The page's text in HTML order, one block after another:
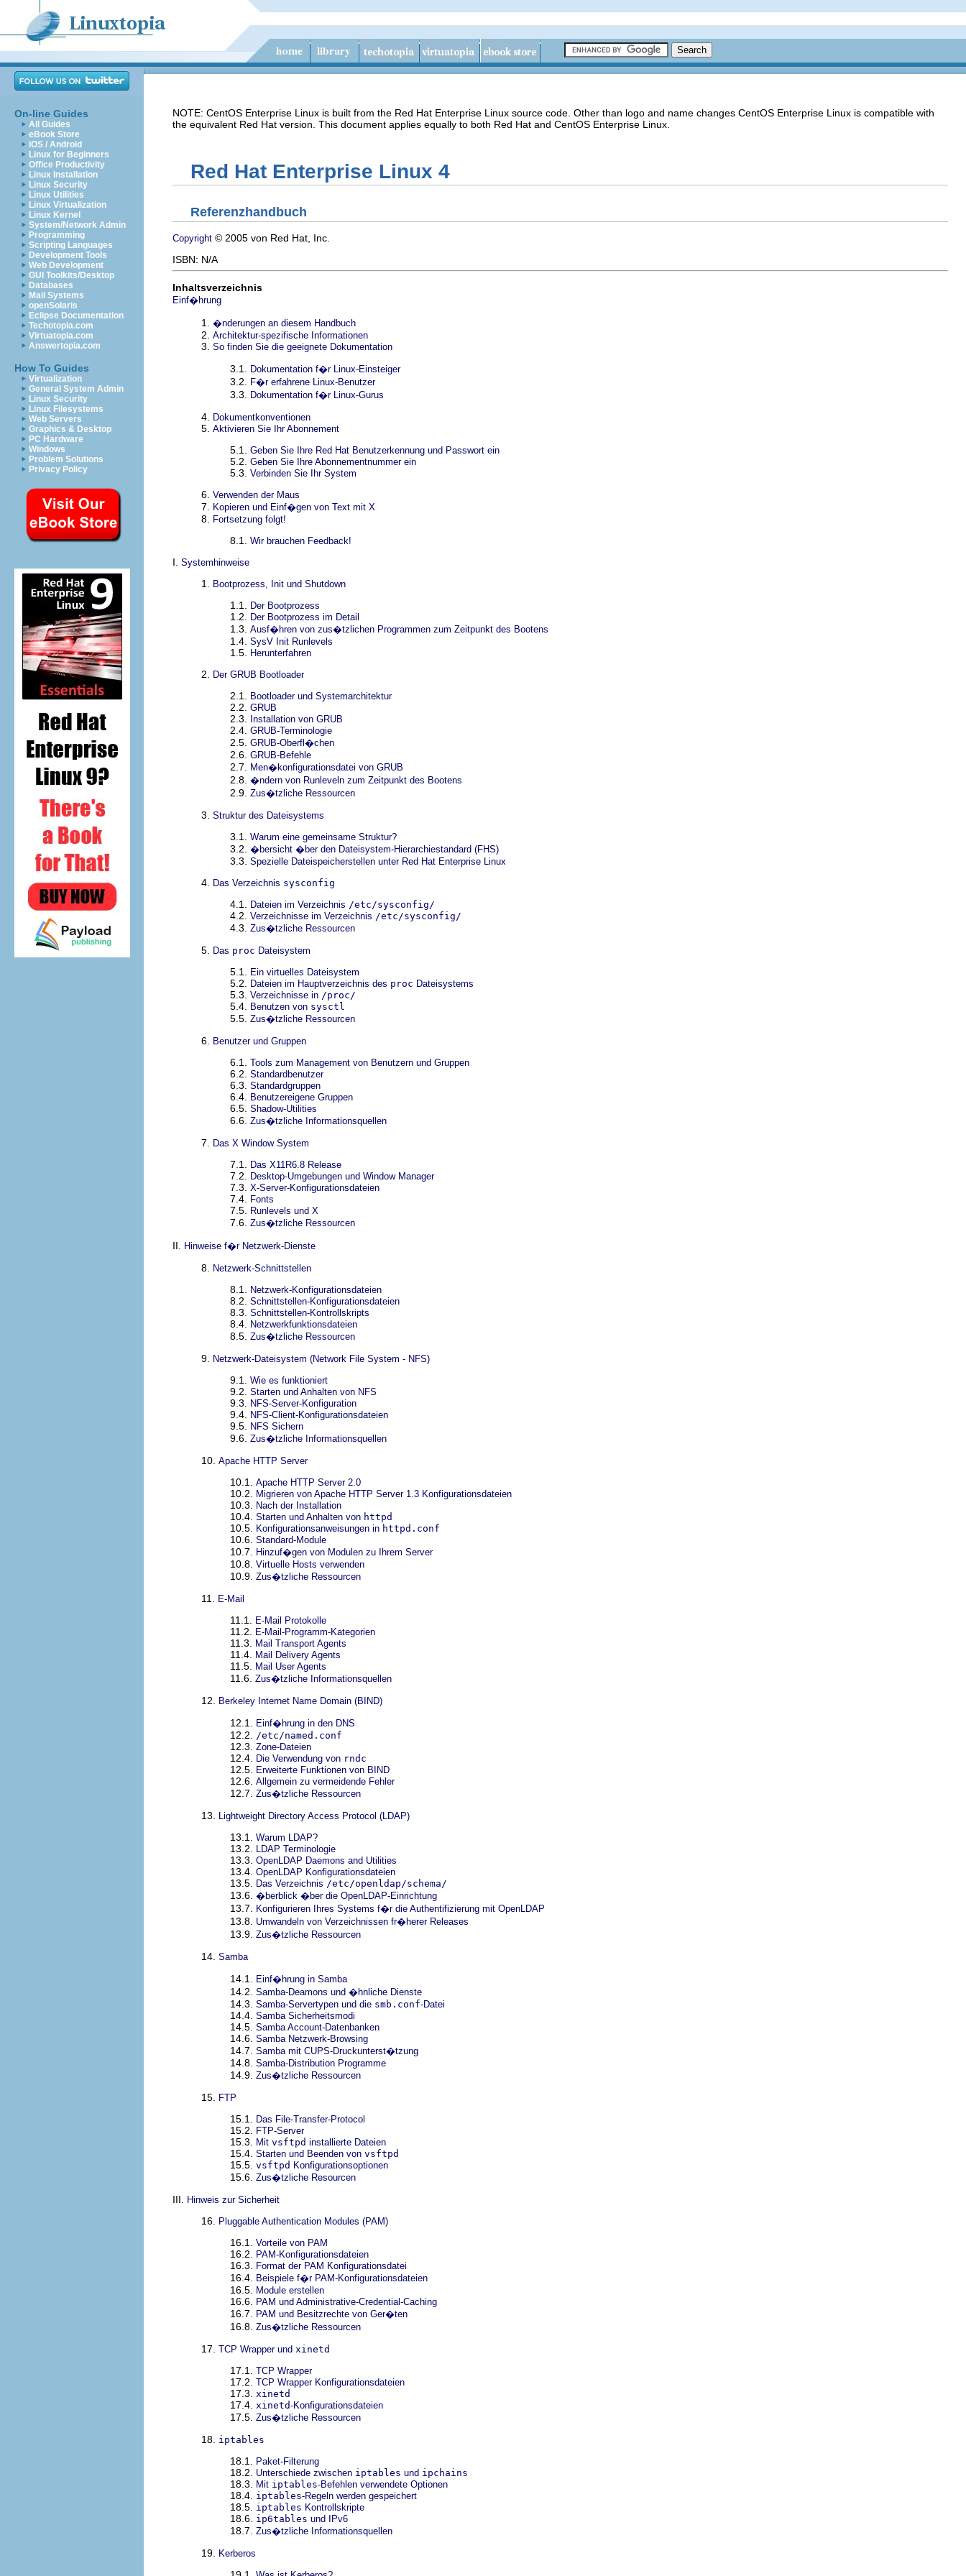
On-line Guides
All Guides
eBook Store
iOS / Android
Linux for Beginners
Office Productivity
Linux Installation
Linux Security
Linux Utilities
Linux Virtualization
Linux Kernel
System/Network Admin
Programming
Scripting Languages
Development Tools
Web Development
GUI Toolkits/Desktop
Databases
Mail Systems
openSolaris
Eclipse Documentation
Techotopia.com
Virtuatopia.com
Answertopia.com
How To Guides
Virtualization
General System Admin
Linux Security
Linux Filesystems
Web Servers
Graphics & Desktop
PC Hardware
Windows
Problem Solutions
Privacy Policy
NOTE: CentOS Enterprise Linux is built from the Red Hat Enterprise Linux source code. Other than logo and name changes CentOS Enterprise Linux is compatible with
the equivalent Red Hat version. This document applies equally to both Red Hat and CentOS Enterprise Linux.
Red Hat Enterprise Linux 4
Referenzhandbuch
Copyright © 2005 von Red Hat, Inc.
ISBN: N/A
Inhaltsverzeichnis
Einf�hrung
1. �nderungen an diesem Handbuch
2. Architektur-spezifische Informationen
3. So finden Sie die geeignete Dokumentation
3.1. Dokumentation f�r Linux-Einsteiger
3.2. F�r erfahrene Linux-Benutzer
3.3. Dokumentation f�r Linux-Gurus
4. Dokumentkonventionen
5. Aktivieren Sie Ihr Abonnement
5.1. Geben Sie Ihre Red Hat Benutzerkennung und Passwort ein
5.2. Geben Sie Ihre Abonnementnummer ein
5.3. Verbinden Sie Ihr System
6. Verwenden der Maus
7. Kopieren und Einf�gen von Text mit X
8. Fortsetzung folgt!
8.1. Wir brauchen Feedback!
I. Systemhinweise
1. Bootprozess, Init und Shutdown
1.1. Der Bootprozess
1.2. Der Bootprozess im Detail
1.3. Ausf�hren von zus�tzlichen Programmen zum Zeitpunkt des Bootens
1.4. SysV Init Runlevels
1.5. Herunterfahren
2. Der GRUB Bootloader
2.1. Bootloader und Systemarchitektur
2.2. GRUB
2.3. Installation von GRUB
2.4. GRUB-Terminologie
2.5. GRUB-Oberfl�chen
2.6. GRUB-Befehle
2.7. Men�konfigurationsdatei von GRUB
2.8. �ndern von Runleveln zum Zeitpunkt des Bootens
2.9. Zus�tzliche Ressourcen
3. Struktur des Dateisystems
3.1. Warum eine gemeinsame Struktur?
3.2. �bersicht �ber den Dateisystem-Hierarchiestandard (FHS)
3.3. Spezielle Dateispeicherstellen unter Red Hat Enterprise Linux
4. Das Verzeichnis sysconfig
4.1. Dateien im Verzeichnis /etc/sysconfig/
4.2. Verzeichnisse im Verzeichnis /etc/sysconfig/
4.3. Zus�tzliche Ressourcen
5. Das proc Dateisystem
5.1. Ein virtuelles Dateisystem
5.2. Dateien im Hauptverzeichnis des proc Dateisystems
5.3. Verzeichnisse in /proc/
5.4. Benutzen von sysctl
5.5. Zus�tzliche Ressourcen
6. Benutzer und Gruppen
6.1. Tools zum Management von Benutzern und Gruppen
6.2. Standardbenutzer
6.3. Standardgruppen
6.4. Benutzereigene Gruppen
6.5. Shadow-Utilities
6.6. Zus�tzliche Informationsquellen
7. Das X Window System
7.1. Das X11R6.8 Release
7.2. Desktop-Umgebungen und Window Manager
7.3. X-Server-Konfigurationsdateien
7.4. Fonts
7.5. Runlevels und X
7.6. Zus�tzliche Ressourcen
II. Hinweise f�r Netzwerk-Dienste
8. Netzwerk-Schnittstellen
8.1. Netzwerk-Konfigurationsdateien
8.2. Schnittstellen-Konfigurationsdateien
8.3. Schnittstellen-Kontrollskripts
8.4. Netzwerkfunktionsdateien
8.5. Zus�tzliche Ressourcen
9. Netzwerk-Dateisystem (Network File System - NFS)
9.1. Wie es funktioniert
9.2. Starten und Anhalten von NFS
9.3. NFS-Server-Konfiguration
9.4. NFS-Client-Konfigurationsdateien
9.5. NFS Sichern
9.6. Zus�tzliche Informationsquellen
10. Apache HTTP Server
10.1. Apache HTTP Server 2.0
10.2. Migrieren von Apache HTTP Server 1.3 Konfigurationsdateien
10.3. Nach der Installation
10.4. Starten und Anhalten von httpd
10.5. Konfigurationsanweisungen in httpd.conf
10.6. Standard-Module
10.7. Hinzuf�gen von Modulen zu Ihrem Server
10.8. Virtuelle Hosts verwenden
10.9. Zus�tzliche Ressourcen
11. E-Mail
11.1. E-Mail Protokolle
11.2. E-Mail-Programm-Kategorien
11.3. Mail Transport Agents
11.4. Mail Delivery Agents
11.5. Mail User Agents
11.6. Zus�tzliche Informationsquellen
12. Berkeley Internet Name Domain (BIND)
12.1. Einf�hrung in den DNS
12.2. /etc/named.conf
12.3. Zone-Dateien
12.4. Die Verwendung von rndc
12.5. Erweiterte Funktionen von BIND
12.6. Allgemein zu vermeidende Fehler
12.7. Zus�tzliche Ressourcen
13. Lightweight Directory Access Protocol (LDAP)
13.1. Warum LDAP?
13.2. LDAP Terminologie
13.3. OpenLDAP Daemons and Utilities
13.4. OpenLDAP Konfigurationsdateien
13.5. Das Verzeichnis /etc/openldap/schema/
13.6. �berblick �ber die OpenLDAP-Einrichtung
13.7. Konfigurieren Ihres Systems f�r die Authentifizierung mit OpenLDAP
13.8. Umwandeln von Verzeichnissen fr�herer Releases
13.9. Zus�tzliche Ressourcen
14. Samba
14.1. Einf�hrung in Samba
14.2. Samba-Deamons und �hnliche Dienste
14.3. Samba-Servertypen und die smb.conf-Datei
14.4. Samba Sicherheitsmodi
14.5. Samba Account-Datenbanken
14.6. Samba Netzwerk-Browsing
14.7. Samba mit CUPS-Druckunterst�tzung
14.8. Samba-Distribution Programme
14.9. Zus�tzliche Ressourcen
15. FTP
15.1. Das File-Transfer-Protocol
15.2. FTP-Server
15.3. Mit vsftpd installierte Dateien
15.4. Starten und Beenden von vsftpd
15.5. vsftpd Konfigurationsoptionen
15.6. Zus�tzliche Resourcen
III. Hinweis zur Sicherheit
16. Pluggable Authentication Modules (PAM)
16.1. Vorteile von PAM
16.2. PAM-Konfigurationsdateien
16.3. Format der PAM Konfigurationsdatei
16.4. Beispiele f�r PAM-Konfigurationsdateien
16.5. Module erstellen
16.6. PAM und Administrative-Credential-Caching
16.7. PAM und Besitzrechte von Ger�ten
16.8. Zus�tzliche Ressourcen
17. TCP Wrapper und xinetd
17.1. TCP Wrapper
17.2. TCP Wrapper Konfigurationsdateien
17.3. xinetd
17.4. xinetd-Konfigurationsdateien
17.5. Zus�tzliche Ressourcen
18. iptables
18.1. Paket-Filterung
18.2. Unterschiede zwischen iptables und ipchains
18.3. Mit iptables-Befehlen verwendete Optionen
18.4. iptables-Regeln werden gespeichert
18.5. iptables Kontrollskripte
18.6. ip6tables und IPv6
18.7. Zus�tzliche Informationsquellen
19. Kerberos